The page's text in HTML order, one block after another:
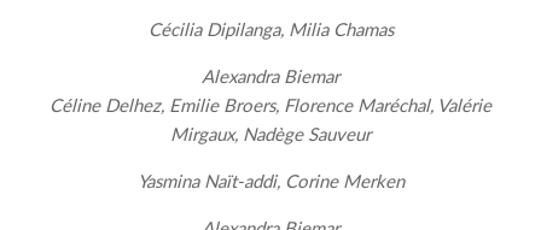
Cécilia Dipilanga, Milia Chamas
Alexandra Biemar
Céline Delhez, Emilie Broers, Florence Maréchal, Valérie
Mirgaux, Nadège Sauveur
Yasmina Naït-addi, Corine Merken